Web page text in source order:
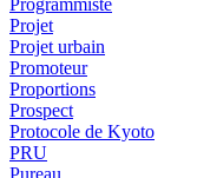
Programmiste
Projet
Projet urbain
Promoteur
Proportions
Prospect
Protocole de Kyoto
PRU